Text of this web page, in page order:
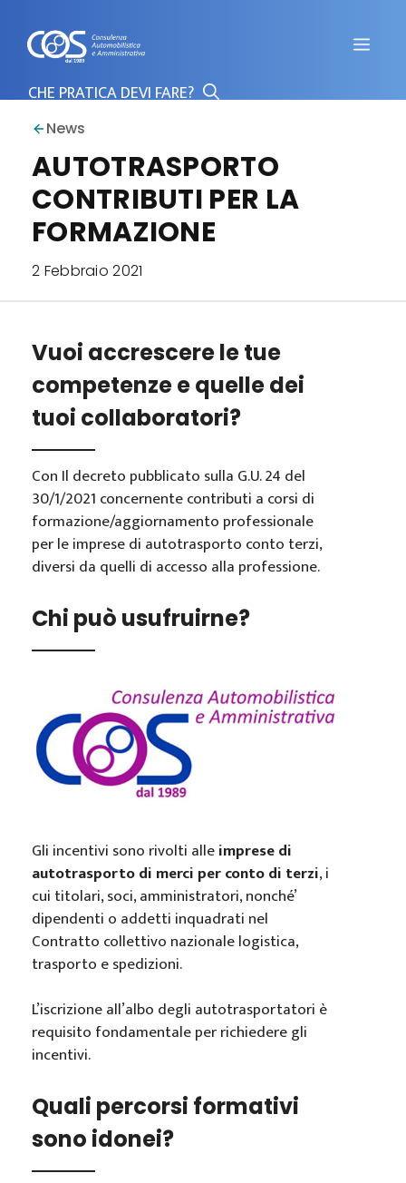
contenuto
News
AUTOTRASPORTO
CONTRIBUTI PER LA
FORMAZIONE
2 Febbraio 2021
Vuoi accrescere le tue
competenze e quelle dei
tuoi collaboratori?
Con Il decreto pubblicato sulla G.U. 24 del
30/1/2021 concernente contributi a corsi di
formazione/aggiornamento professionale
per le imprese di autotrasporto conto terzi,
diversi da quelli di accesso alla professione.
Chi può usufruirne?
Gli incentivi sono rivolti alleimprese di
autotrasporto di merci per conto di terzi, i
cui titolari, soci, amministratori, nonché’
dipendenti o addetti inquadrati nel
Contratto collettivo nazionale logistica,
trasporto e spedizioni.
L’iscrizione all’albo degli autotrasportatori è
requisito fondamentale per richiedere gli
incentivi.
Quali percorsi formativi
sono idonei?